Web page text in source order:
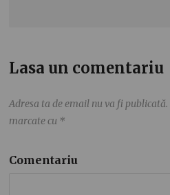
Lasa un comentariu
Adresa ta de email nu va fi publicată.
marcate cu *
Comentariu